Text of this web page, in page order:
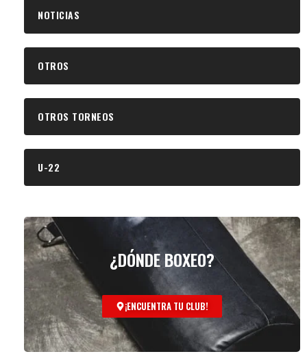
NOTICIAS
OTROS
OTROS TORNEOS
U-22
¿DÓNDE BOXEO?
¡ENCUENTRA TU CLUB!